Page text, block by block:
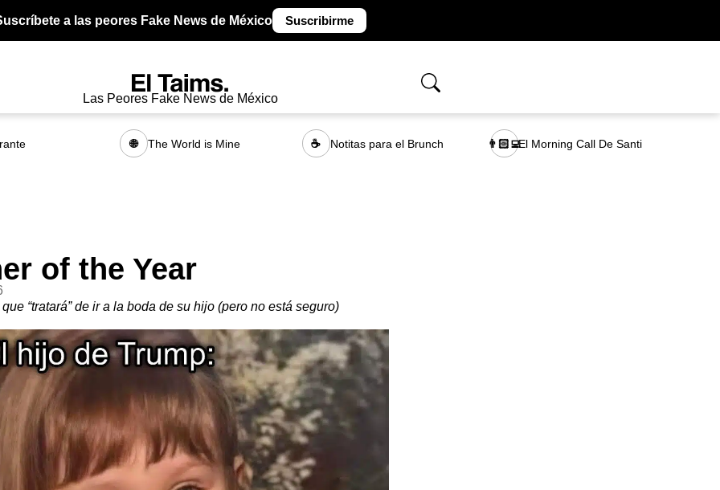
a las peores Fake News de México Suscribirme
Las Peores Fake News de México
🌐 The World is Mine ☕ Notitas para el Brunch 👨🏻‍💻El Morning Call De Santi
of the Year
“tratará” de ir a la boda de su hijo (pero no está seguro)